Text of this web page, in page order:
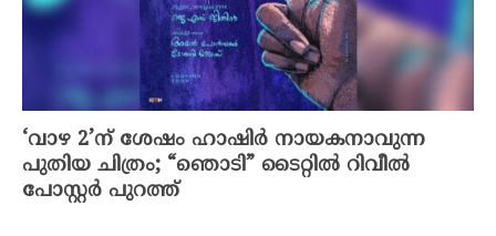
‘വാഴ 2’ന് ശേഷം ഹാഷിർ നായകനാവുന്ന
പുതിയ ചിത്രം; “ഞൊടി” ടൈറ്റിൽ റിവീൽ
പോസ്റ്റർ പുറത്ത്